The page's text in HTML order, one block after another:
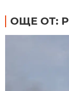
ОЩЕ ОТ: